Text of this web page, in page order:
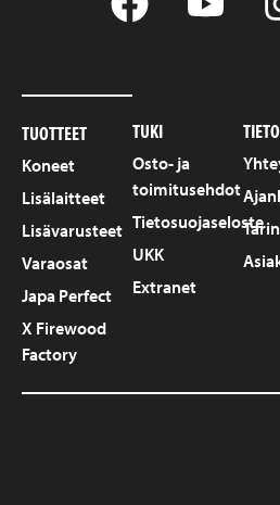
TUOTTEET
Koneet
Lisälaitteet
Lisävarusteet
Varaosat
Japa Perfect
X Firewood
Factory
TUKI
Osto- ja
toimitusehdot
Tietosuojaseloste
UKK
Extranet